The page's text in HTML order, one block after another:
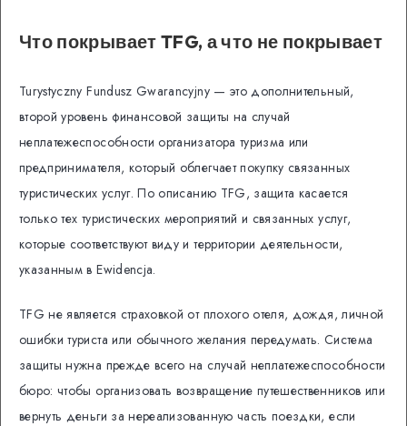
Что покрывает TFG, а что не покрывает
Turystyczny Fundusz Gwarancyjny — это дополнительный,
второй уровень финансовой защиты на случай
неплатежеспособности организатора туризма или
предпринимателя, который облегчает покупку связанных
туристических услуг. По описанию TFG, защита касается
только тех туристических мероприятий и связанных услуг,
которые соответствуют виду и территории деятельности,
указанным в Ewidencja.
TFG не является страховкой от плохого отеля, дождя, личной
ошибки туриста или обычного желания передумать. Система
защиты нужна прежде всего на случай неплатежеспособности
бюро: чтобы организовать возвращение путешественников или
вернуть деньги за нереализованную часть поездки, если